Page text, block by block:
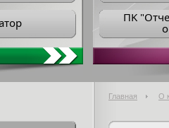
ПK
Главная О